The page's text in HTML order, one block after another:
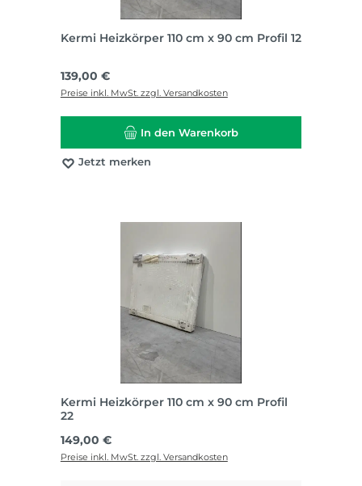
Kermi Heizkörper 110 cm x 90 cm Profil 12
Regulärer Preis:
139,00 €
Preise inkl. MwSt. zzgl. Versandkosten
In den Warenkorb
Jetzt merken
Kermi Heizkörper 110 cm x 90 cm Profil
22
Regulärer Preis:
149,00 €
Preise inkl. MwSt. zzgl. Versandkosten